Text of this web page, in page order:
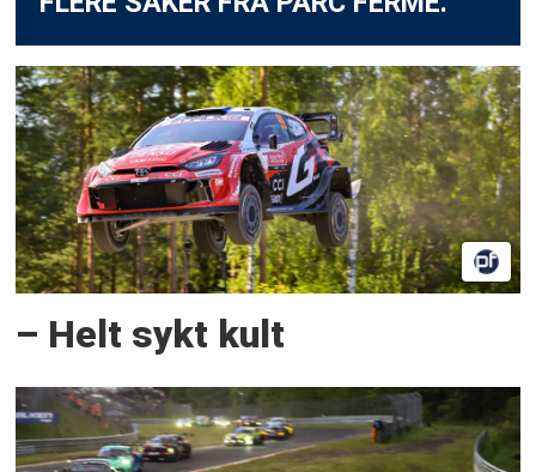
– Helt sykt kult